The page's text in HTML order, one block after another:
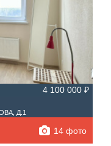
4 100 000 ₽
Д.1
14 фото